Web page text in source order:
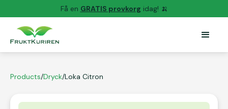
Få en GRATIS provkorg idag! 🍌
Products/Dryck/Loka Citron